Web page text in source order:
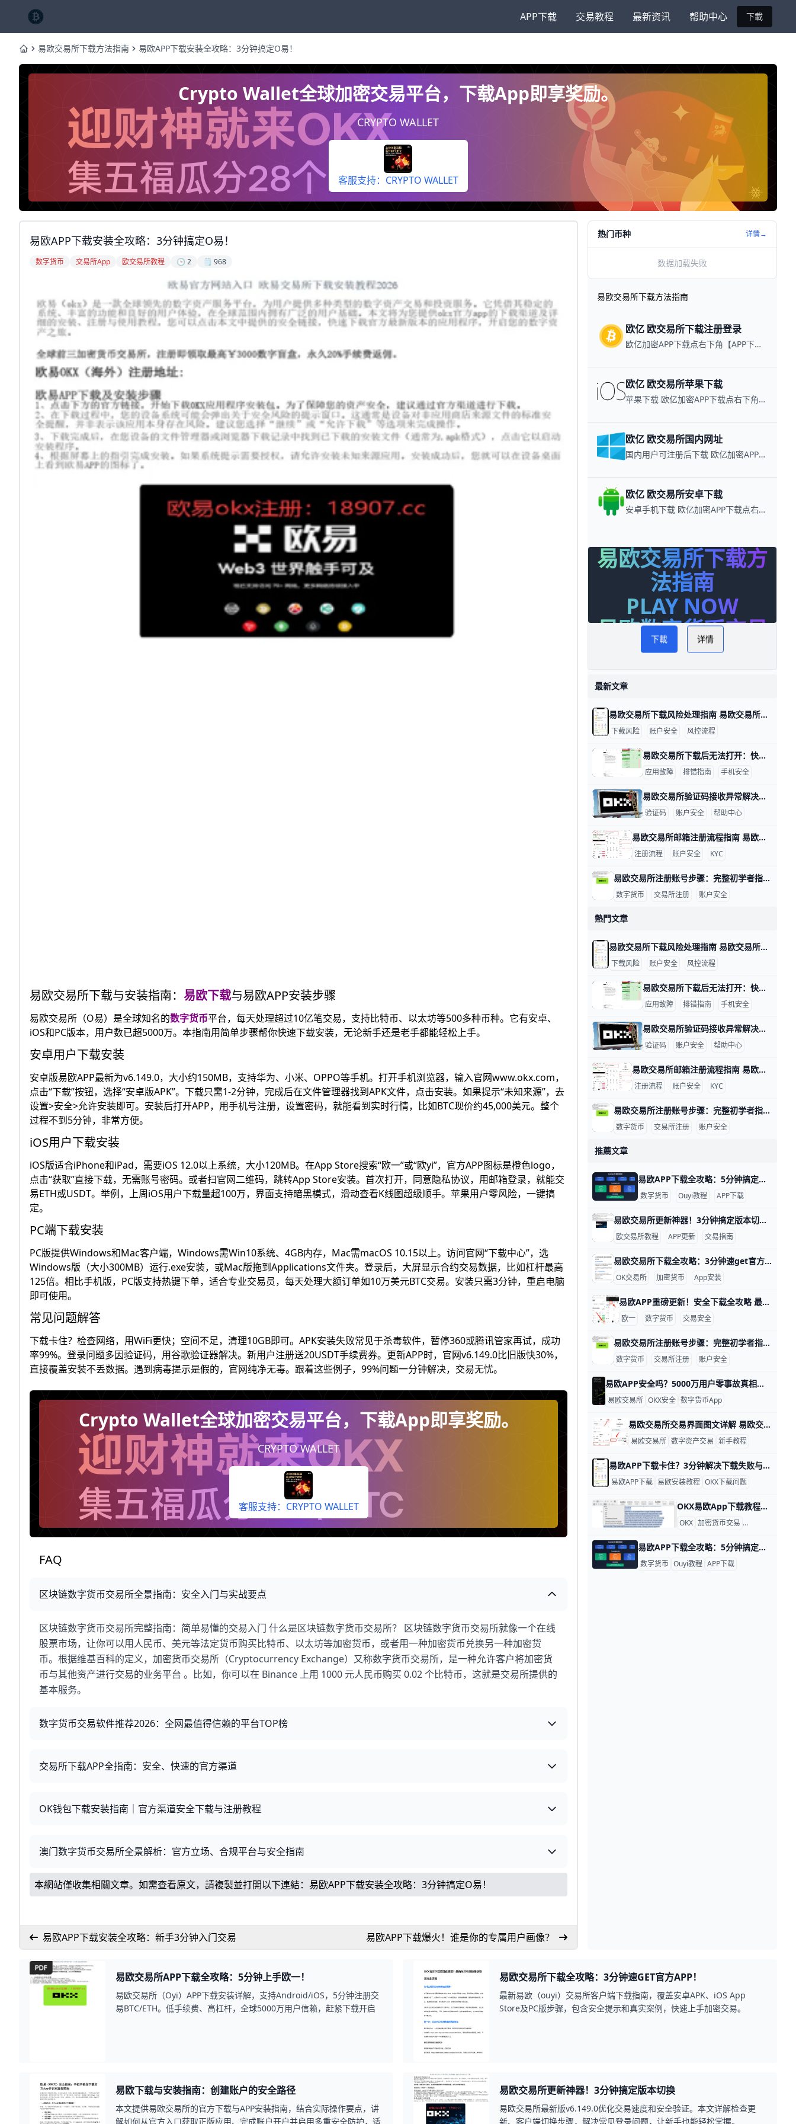
APP下载 交易教程 最新资讯 帮助中心 下載
Home易欧交易所下载方法指南 易欧APP下载安装全攻略：3分钟搞定O易！
Crypto Wallet全球加密交易平台，下载App即享奖励。
CRYPTO WALLET
客服支持：CRYPTO WALLET
易欧APP下载安装全攻略：3分钟搞定O易！
数字货币 交易所App 欧交易所教程 🕒 2 🗒️ 968
易欧交易所下载与安装指南： 易欧下载与易欧APP安装步骤
易欧交易所（O易）是全球知名的数字货币平台，每天处理超过10亿笔交易，支持比特币、以太坊等500多种币种。它有安卓、
iOS和PC版本，用户数已超5000万。本指南用简单步骤帮你快速下载安装，无论新手还是老手都能轻松上手。
安卓用户下载安装
安卓版易欧APP最新为v6.149.0，大小约150MB，支持华为、小米、OPPO等手机。打开手机浏览器，输入官网www.okx.com，
点击“下载”按钮，选择“安卓版APK”。下载只需1-2分钟，完成后在文件管理器找到APK文件，点击安装。如果提示“未知来源”，去
设置>安全>允许安装即可。安装后打开APP，用手机号注册，设置密码，就能看到实时行情，比如BTC现价约45,000美元。整个
过程不到5分钟，非常方便。
iOS用户下载安装
iOS版适合iPhone和iPad，需要iOS 12.0以上系统，大小120MB。在App Store搜索“欧一”或“欧yi”，官方APP图标是橙色logo，
点击“获取”直接下载，无需账号密码。或者扫官网二维码，跳转App Store安装。首次打开，同意隐私协议，用邮箱登录，就能交
易ETH或USDT。举例，上周iOS用户下载量超100万，界面支持暗黑模式，滑动查看K线图超级顺手。苹果用户零风险，一键搞
定。
PC端下载安装
PC版提供Windows和Mac客户端，Windows需Win10系统、4GB内存，Mac需macOS 10.15以上。访问官网“下载中心”，选
Windows版（大小300MB）运行.exe安装，或Mac版拖到Applications文件夹。登录后，大屏显示合约交易数据，比如杠杆最高
125倍。相比手机版，PC版支持热键下单，适合专业交易员，每天处理大额订单如10万美元BTC交易。安装只需3分钟，重启电脑
即可使用。
常见问题解答
下载卡住？检查网络，用WiFi更快；空间不足，清理10GB即可。APK安装失败常见于杀毒软件，暂停360或腾讯管家再试，成功
率99%。登录问题多因验证码，用谷歌验证器解决。新用户注册送20USDT手续费券。更新APP时，官网v6.149.0比旧版快30%，
直接覆盖安装不丢数据。遇到病毒提示是假的，官网纯净无毒。跟着这些例子，99%问题一分钟解决，交易无忧。
Crypto Wallet全球加密交易平台，下载App即享奖励。
CRYPTO WALLET
客服支持：CRYPTO WALLET
FAQ
区块链数字货币交易所全景指南：安全入门与实战要点
区块链数字货币交易所完整指南：简单易懂的交易入门 什么是区块链数字货币交易所？ 区块链数字货币交易所就像一个在线
股票市场，让你可以用人民币、美元等法定货币购买比特币、以太坊等加密货币，或者用一种加密货币兑换另一种加密货
币。根据维基百科的定义，加密货币交易所（Cryptocurrency Exchange）又称数字货币交易所，是一种允许客户将加密货
币与其他资产进行交易的业务平台 。比如，你可以在 Binance 上用 1000 元人民币购买 0.02 个比特币，这就是交易所提供的
基本服务。
数字货币交易软件推荐2026：全网最值得信赖的平台TOP榜
交易所下载APP全指南：安全、快速的官方渠道
OK钱包下载安装指南｜官方渠道安全下载与注册教程
澳门数字货币交易所全景解析：官方立场、合规平台与安全指南
本網站僅收集相關文章。如需查看原文，請複製並打開以下連結： 易欧APP下载安装全攻略：3分钟搞定O易！
易欧APP下载安装全攻略：新手3分钟入门交易 易欧APP下载爆火！谁是你的专属用户画像？
热门币种 详情→
数据加载失败
易欧交易所下载方法指南
欧亿 欧交易所下载注册登录
欧亿加密APP下载点右下角【APP下载】联系客服 每日更新可用链接
欧亿 欧交易所苹果下载
苹果下载 欧亿加密APP下载点右下角【APP下载】联系客服 每日更新可用链接
欧亿 欧交易所国内网址
国内用户可注册后下载 欧亿加密APP下载点右下角【APP下载】联系客服 每日更新可用链接
欧亿 欧交易所安卓下载
安卓手机下载 欧亿加密APP下载点右下角【APP下载】联系客服 每日更新可用链接
易欧交易所下载方
法指南
PLAY NOW
易欧数字货币交易
下載 详情
最新文章
易欧交易所下载风险处理指南 易欧交易所下载提示风险怎么办 在下载安装易欧交易所应用时，遇到“下载提示风险/安装有风险”等提示，很多用户会担心账户安全。其实，这类提示多半是系统风控或设备安全设置触发的保护机制，只要按官方指引操作，通常可以恢复正常下载与使用。下面给出具体做法，包含数据与实例，便于你快速上手。
下载风险 账户安全 风控流程
易欧交易所下载后无法打开：快速排查与解决要点 易欧交易所下载后无法打开：数据驱动的排查与解决思路 在实际操作中，很多用户遇到无法打开应用的情况，往往与设备、网络和安装来源有关。下面按要点给出有数据和实例的排查方法，帮助你快速定位问题并解决。比如，若你在三星S21运行Android 12，首次安装时若出现“无法打开”的提示，通常与未知来源安装设置有关，需要先开启允许安装来自未知来源的选项。
应用故障 排错指南 手机安全
易欧交易所验证码接收异常解决指南 易欧交易所验证码收不到的情况很多，常见原因包括短信拦截、网络信号差、号码被封或黑名单、签名超时以及服务器端短信发送问题。举例来说，在香港地区、信号不稳时接收验证码的延迟可能达到1–2分钟，甚至需要重新发送多次才能收到；如果你的号码曾被运营商列入黑名单，短信可能直接被阻拦。为了快速定位问题，可以按以下步骤排查并解决。
验证码 账户安全 帮助中心
易欧交易所邮箱注册流程指南 易欧交易所邮箱注册流程 在数字货币投资的世界里，注册一个安全、便捷的账户是第一步。为了帮助你快速完成开户，下面用简单直观的步骤和实操示例来说明。 准备工作是关键。确保你使用的设备网络稳定，例如在家里用WiFi或手机数据网都可以；准备一个有效的邮箱、一个强密码（示例：P@ssw0rd!2026，实际请自己设定独特且复杂的密码），并确保手机可以接收验证码以便后续双重验证。若你在香港地区注册，遵循平台提示的地区选项，以确保身份验证顺利。
注册流程 账户安全 KYC
易欧交易所注册账号步骤：完整初学者指南 易欧交易所注册账号步骤 在数字资产投资的起步阶段，注册一个安全、合规的账户是第一步。以易欧交易所为例，下面以实例呈现完整流程，帮助新手快速上手。比如小张想买BTC，他需要先完成注册、绑定信息再进行实名认证，确保后续交易顺利。
数字货币 交易所注册 账户安全
熱門文章
易欧交易所下载风险处理指南 易欧交易所下载提示风险怎么办 在下载安装易欧交易所应用时，遇到“下载提示风险/安装有风险”等提示，很多用户会担心账户安全。其实，这类提示多半是系统风控或设备安全设置触发的保护机制，只要按官方指引操作，通常可以恢复正常下载与使用。下面给出具体做法，包含数据与实例，便于你快速上手。
下载风险 账户安全 风控流程
易欧交易所下载后无法打开：快速排查与解决要点 易欧交易所下载后无法打开：数据驱动的排查与解决思路 在实际操作中，很多用户遇到无法打开应用的情况，往往与设备、网络和安装来源有关。下面按要点给出有数据和实例的排查方法，帮助你快速定位问题并解决。比如，若你在三星S21运行Android 12，首次安装时若出现“无法打开”的提示，通常与未知来源安装设置有关，需要先开启允许安装来自未知来源的选项。
应用故障 排错指南 手机安全
易欧交易所验证码接收异常解决指南 易欧交易所验证码收不到的情况很多，常见原因包括短信拦截、网络信号差、号码被封或黑名单、签名超时以及服务器端短信发送问题。举例来说，在香港地区、信号不稳时接收验证码的延迟可能达到1–2分钟，甚至需要重新发送多次才能收到；如果你的号码曾被运营商列入黑名单，短信可能直接被阻拦。为了快速定位问题，可以按以下步骤排查并解决。
验证码 账户安全 帮助中心
易欧交易所邮箱注册流程指南 易欧交易所邮箱注册流程 在数字货币投资的世界里，注册一个安全、便捷的账户是第一步。为了帮助你快速完成开户，下面用简单直观的步骤和实操示例来说明。 准备工作是关键。确保你使用的设备网络稳定，例如在家里用WiFi或手机数据网都可以；准备一个有效的邮箱、一个强密码（示例：P@ssw0rd!2026，实际请自己设定独特且复杂的密码），并确保手机可以接收验证码以便后续双重验证。若你在香港地区注册，遵循平台提示的地区选项，以确保身份验证顺利。
注册流程 账户安全 KYC
易欧交易所注册账号步骤：完整初学者指南 易欧交易所注册账号步骤 在数字资产投资的起步阶段，注册一个安全、合规的账户是第一步。以易欧交易所为例，下面以实例呈现完整流程，帮助新手快速上手。比如小张想买BTC，他需要先完成注册、绑定信息再进行实名认证，确保后续交易顺利。
数字货币 交易所注册 账户安全
推薦文章
易欧APP下载全攻略：5分钟搞定欧一交易神器！ APP下载指南：易欧交易所APP下载步骤与常见问题解答 易欧交易所（欧一）是全球最大的数字货币平台之一，每天处理超过100亿美元交易量。它支持比特币、以太坊等400多种币种交易。下载官方APP，能让你随时查看实时价格，比如比特币现在约6万美元，安全又方便。
数字货币 Ouyi教程 APP下载
易欧交易所更新神器！3分钟搞定版本切换 帮助中心：易欧交易所版本更新与客户端切换 易欧交易所（欧交易所）是全球知名的数字资产交易平台，它会定期推出新版本，比如最新的v6.149.0版，帮助用户交易更快、更安全。 这个版本优化了交易速度，用户可以更快买入USDT或BTC等热门币种，还新增了实时行情推送功能，让你随时掌握市场变化。 更新版本能避免旧版登录失败的问题，确保你的账户资产安全无忧。lenosoft+1
欧交易所教程 APP更新 交易指南
易欧交易所下载全攻略：3分钟速get官方App！ 最新资讯 易欧交易所下载方法指南全解：快速获取官方客户端 易欧交易所（OK交易所）是全球热门的加密货币交易平台，每天处理超过10亿笔交易，支持200多种币种如BTC和ETH。它的官方客户端最新版本是v6.118.2（2026年2月更新），体积仅50MB左右，下载只需1-2分钟就能安全安装。无论你是安卓、iOS还是电脑用户，都能一步步轻松获取正版App，避免假网站骗局。udn+1
OK交易所 加密货币 App安装
易欧APP重磅更新！安全下载全攻略 最新资讯：易欧交易所APP更新要点与下载注意事项 易欧交易所（欧一）是全球热门的数字货币交易平台，它的APP最近更新到安卓版v6.132.0（2025年7月发布）。这个版本提升了交易速度20%，并修复了K线图延迟问题，让你查看比特币价格更顺畅。例如，以太坊实时推送现在只需1秒。​
欧一 数字货币 交易安全
易欧交易所注册账号步骤：完整初学者指南 易欧交易所注册账号步骤 在数字资产投资的起步阶段，注册一个安全、合规的账户是第一步。以易欧交易所为例，下面以实例呈现完整流程，帮助新手快速上手。比如小张想买BTC，他需要先完成注册、绑定信息再进行实名认证，确保后续交易顺利。
数字货币 交易所注册 账户安全
易欧APP安全吗？5000万用户零事故真相揭秘 易欧交易所APP是否安全？ 大家好！今天我们来聊聊易欧交易所APP，也就是OKX平台的手机应用。它是不是安全可靠？答案是肯定的，但也要注意一些小细节。OKX已经服务全球5000多万用户，交易量每天高达数百亿美元，从未发生过重大资金丢失事件。这说明它的安全基础很扎实。
易欧交易所 OKX安全 数字货币App
易欧交易所交易界面图文详解 易欧交易所（OKX）是目前全球主流的数字资产交易平台之一，它的交易界面设计简洁，功能模块划分清晰，适合新手和资深交易者使用。通过电脑网页版或手机App，你可以登录账户、选择交易对、查看行情、提交买卖订单，还能管理资产和查看历史成交记录。这篇教程会用简单、口语化的语言，一步步带你熟悉易欧交易界面的每个重要部分，帮助你真正看懂并能动手操作。
易欧交易所 数字资产交易 新手教程
易欧APP下载卡住？3分钟解决下载失败与安装被拦截 如果你在手机上下载或更新易欧（OKX/欧易）交易所APP时，一直卡在“下载中”“安装失败”或被系统提示“安装被拦截”，这说明问题大概率出在网络、权限设置或旧版本残留上，而不是APP本身。本文用通俗语言配合真实常见的错误场景，一步步帮你把问题解决，大部分用户在5–15分钟内就能完成并正常登录交易。
易欧APP下载 易欧安装教程 OKX下载问题
OKX易欧App下载教程：安卓iOS安装步骤与常见问题 在加密货币交易越来越普及的今天，OKX（原欧易）已经成为全球主流的交易平台之一，为用户提供了行情查看、币币交易、合约、理财等一站式数字资产服务。根据官方数据，OKX累计服务用户超过5,000万人，支持超过300种加密货币和数千个交易对，覆盖现货、杠杆、合约、期权、财富管理等多种产品。很多新手在使用前最关心的问题就是：如何安全、快速地下载并安装OKX App？本文为安卓和iOS用户分别提供详细的安装步骤，并结合常见问题给出具体操作建议，让每一步都清晰、简单、可执行。
OKX 加密货币交易 手机App安装
易欧APP下载全攻略：5分钟搞定欧一交易神器！ APP下载指南：易欧交易所APP下载步骤与常见问题解答 易欧交易所（欧一）是全球最大的数字货币平台之一，每天处理超过100亿美元交易量。它支持比特币、以太坊等400多种币种交易。下载官方APP，能让你随时查看实时价格，比如比特币现在约6万美元，安全又方便。
数字货币 Ouyi教程 APP下载
易欧交易所APP下载全攻略：5分钟上手欧一！
易欧交易所（Oyi）APP下载安装详解，支持Android/iOS，5分钟注册交
易BTC/ETH。低手续费、高杠杆，全球5000万用户信赖，赶紧下载开启
易欧交易所下载全攻略：3分钟速GET官方APP！
最新易欧（ouyi）交易所客户端下载指南，覆盖安卓APK、iOS App
Store及PC版步骤，包含安全提示和真实案例，快速上手加密交易。
易欧下载与安装指南：创建账户的安全路径
本文提供易欧交易所的官方下载与APP安装指南，结合实际操作要点，讲
解如何从官方入口获取正版应用、完成账户开户并启用多重安全防护，适
易欧交易所更新神器！3分钟搞定版本切换
易欧交易所最新版v6.149.0优化交易速度和安全验证。本文详解检查更
新、客户端切换步骤，解决常见登录问题，让新手也能轻松掌握。